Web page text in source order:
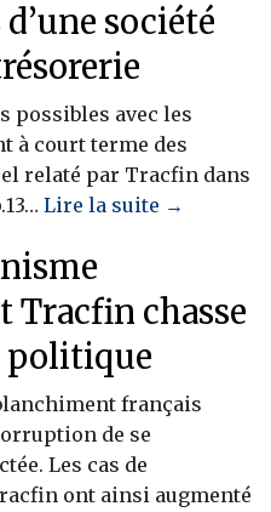
société
possibles avec les
à court terme des
relaté par Tracfin dans
Lire la suite →
chasse
politique
français
de se
Les cas de
ont ainsi augmenté